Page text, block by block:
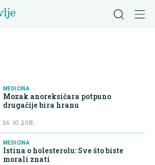
MEDICINA
Mozak anoreksičara potpuno
drugačije bira hranu
26. 10. 2015.
MEDICINA
Istina o holesterolu: Sve što biste
morali znati